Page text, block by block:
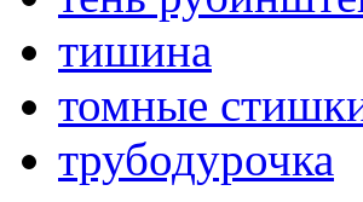
тишина
томные
трубодурочка